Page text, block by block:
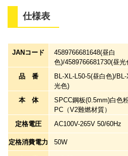
仕様表
JANコード
4589766681648(昼白
色)/4589766681730(昼光
品番
BL-XL-L50-5(昼白色)/
光色)
本体
SPCC鋼板(0.5mm)白色
PC（V2難燃材質）
定格電圧
AC100V-265V 50/60Hz
定格消費電力 50W